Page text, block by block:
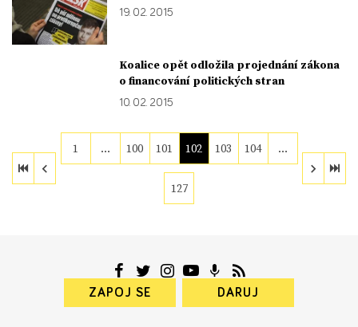
19. 02. 2015
Koalice opět odložila projednání zákona
o financování politických stran
10. 02. 2015
1 … 100 101 102 103 104 …
127
ZAPOJ SE DARUJ